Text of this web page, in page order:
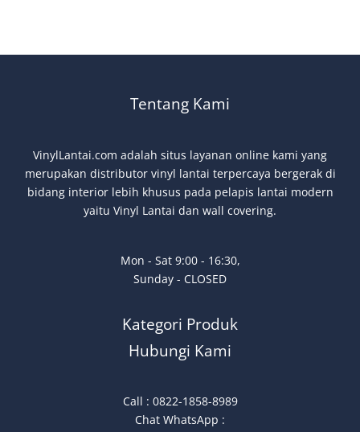
Tentang Kami
VinylLantai.com adalah situs layanan online kami yang
merupakan distributor vinyl lantai terpercaya bergerak di
bidang interior lebih khusus pada pelapis lantai modern
yaitu Vinyl Lantai dan wall covering.
Mon - Sat 9:00 - 16:30,
Sunday - CLOSED
Kategori Produk
Hubungi Kami
Call : 0822-1858-8989
Chat WhatsApp :